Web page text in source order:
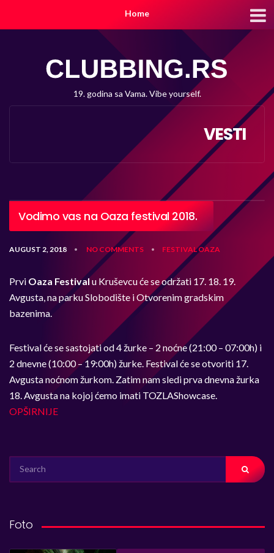
Home
19. godina sa Vama. Vibe yourself.
VESTI
Vodimo vas na Oaza festival 2018.
AUGUST 2, 2018 • NO COMMENTS • FESTIVALOAZA
Prvi Oaza Festivalu Kruševcu će se održati 17. 18. 19.
Avgusta, na parku Slobodište i Otvorenim gradskim
bazenima.
Festival će se sastojati od 4 žurke – 2 noćne (21:00 – 07:00h) i
2 dnevne (10:00 – 19:00h) žurke. Festival će se otvoriti 17.
Avgusta noćnom žurkom. Zatim nam sledi prva dnevna žurka
18. Avgusta na kojoj ćemo imati TOZLAShowcase.
OPŠIRNIJE
FOR:
Foto